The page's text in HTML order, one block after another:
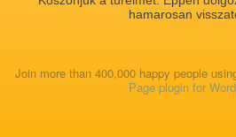
hamarosan
Join more than 400,000 happy people
Page plugin for